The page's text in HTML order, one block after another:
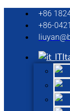
+86
+86-